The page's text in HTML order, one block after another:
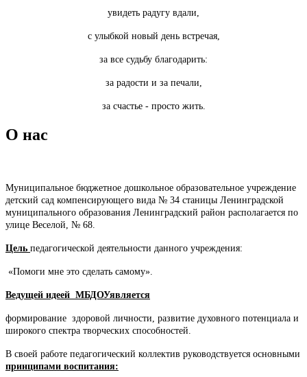
увидеть радугу вдали,
с улыбкой новый день встречая,
за все судьбу благодарить:
за радости и за печали,
за счастье - просто жить.
О нас
Муниципальное бюджетное дошкольное образовательное учреждение
детский сад компенсирующего вида № 34 станицы Ленинградской
муниципального образования Ленинградский район располагается по
улице Веселой, № 68.
Цель педагогической деятельности данного учреждения:
«Помоги мне это сделать самому».
Ведущей идеей МБДОУявляется
формирование здоровой личности, развитие духовного потенциала и
широкого спектра творческих способностей.
В своей работе педагогический коллектив руководствуется основными
принципами воспитания: